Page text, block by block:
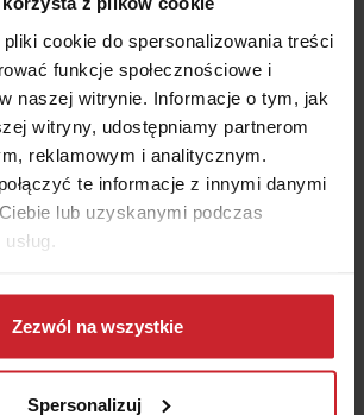
cookie do spersonalizowania treści
funkcje społecznościowe i
naszej witrynie. Informacje o tym, jak
witryny, udostępniamy partnerom
reklamowym i analitycznym.
te informacje z innymi danymi
lub uzyskanymi podczas
na temat tego, kim jesteśmy, jak
skontaktować i w jaki sposób
osobowe w ramachPolityki
Zezwól na wszystkie
Spersonalizuj
w góry? Pamiętaj o
to jeden z ulubionych sposobów
długich weekendów i nie tylko. Aby
głową podczas wycieczek górskich, warto